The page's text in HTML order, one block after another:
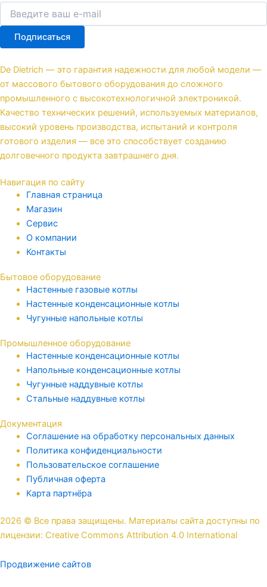
Подписаться
De Dietrich — это гарантия надежности для любой модели —
от массового бытового оборудования до сложного
промышленного с высокотехнологичной электроникой.
Качество технических решений, используемых материалов,
высокий уровень производства, испытаний и контроля
готового изделия — все это способствует созданию
долговечного продукта завтрашнего дня.
Навигация по сайту
Главная страница
Магазин
Сервис
О компании
Контакты
Бытовое оборудование
Настенные газовые котлы
Настенные конденсационные котлы
Чугунные напольные котлы
Промышленное оборудование
Настенные конденсационные котлы
Напольные конденсационные котлы
Чугунные наддувные котлы
Стальные наддувные котлы
Документация
Соглашение на обработку персональных данных
Политика конфиденциальности
Пользовательское соглашение
Публичная оферта
Карта партнёра
2026 © Все права защищены. Материалы сайта доступны по
лицензии: Creative Commons Attribution 4.0 International
Продвижение сайтов